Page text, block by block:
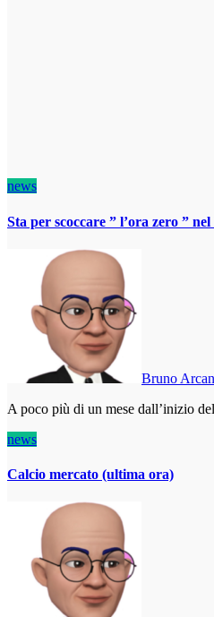
news
Sta per scoccare ” l’ora zero ” nel
Bruno
A poco più di un mese dall’inizio
news
Calcio mercato (ultima ora)